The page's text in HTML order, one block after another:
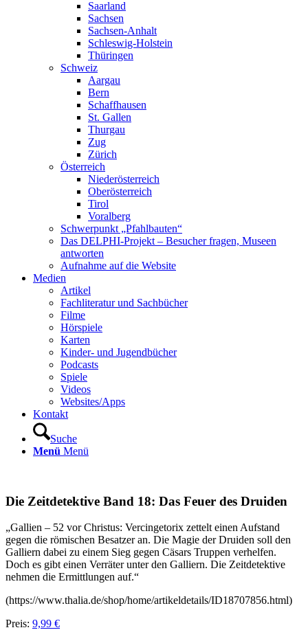
Saarland
Sachsen
Sachsen-Anhalt
Schleswig-Holstein
Thüringen
Schweiz
Aargau
Bern
Schaffhausen
St. Gallen
Thurgau
Zug
Zürich
Österreich
Niederösterreich
Oberösterreich
Tirol
Voralberg
Schwerpunkt „Pfahlbauten“
Das DELPHI-Projekt – Besucher fragen, Museen
antworten
Aufnahme auf die Website
Medien
Artikel
Fachliteratur und Sachbücher
Filme
Hörspiele
Karten
Kinder- und Jugendbücher
Podcasts
Spiele
Videos
Websites/Apps
Kontakt
Suche
Menü Menü
Die Zeitdetektive Band 18: Das Feuer des Druiden
„Gallien – 52 vor Christus: Vercingetorix zettelt einen Aufstand
gegen die römischen Besatzer an. Die Magie der Druiden soll den
Galliern dabei zu einem Sieg gegen Cäsars Truppen verhelfen.
Doch es gibt einen Verräter unter den Galliern. Die Zeitdetektive
nehmen die Ermittlungen auf.“
(https://www.thalia.de/shop/home/artikeldetails/ID18707856.html)
Preis: 9,99 €